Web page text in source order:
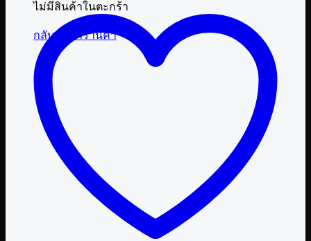
ไม่มีสินค้าในตะกร้า
กลับสู่หน้าร้านค้า